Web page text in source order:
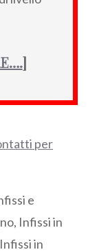
]
per
e
Infissi in
in